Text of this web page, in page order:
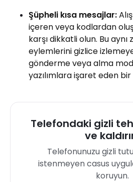
Şüpheli kısa mesajlar:
içeren veya kodlardan
karşı dikkatli olun. Bu
eylemlerini gizlice
gönderme veya alma
yazılımlara işaret eden
Telefondaki gizli
ve
Telefonunuzu gizli
istenmeyen casus
koruyun.